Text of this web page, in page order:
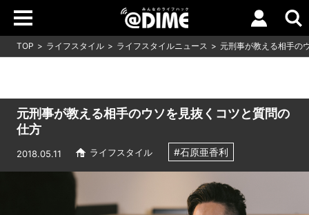
TOP ライフスタイル ライフスタイルニュース 元刑事が教える相手の
元刑事が教える相手のウソを見抜くコツと質問の
仕方
2018.05.11 ライフスタイル #石原亜香利